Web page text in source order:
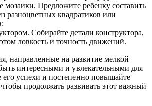
Предложите ребенку составить
разноцветных квадратиков или
Собирайте детали конструктора,
ловкость и точность движений.
направленные на развитие мелкой
интересными и увлекательными для
успехи и постепенно повышайте
продолжать развивать этот важный